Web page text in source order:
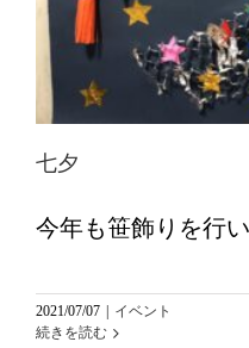
七夕
今年も笹飾りを行
2021/07/07
イベント
続きを読む